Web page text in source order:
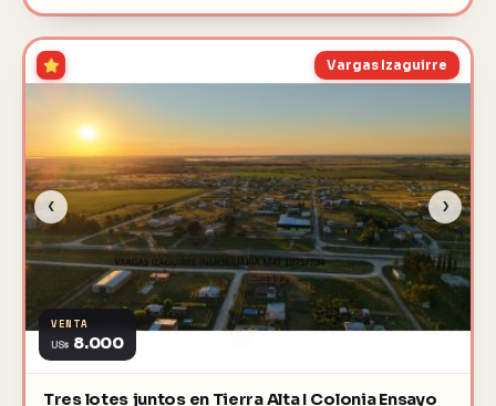
‹ ›
Vargas Izaguirre
VENTA
US$ 8.000
Tres lotes juntos en Tierra Alta I Colonia Ensayo